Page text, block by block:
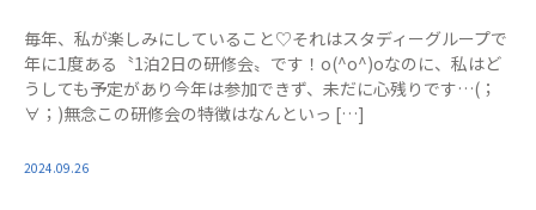
毎年、私が楽しみにしていること♡それはスタディーグループで
年に1度ある〝1泊2日の研修会〟です！o(^o^)oなのに、私はど
うしても予定があり今年は参加できず、未だに心残りです…(；
∀；)無念この研修会の特徴はなんといっ […]
2024.09.26